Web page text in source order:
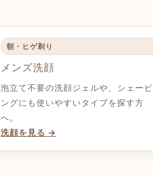
朝・ヒゲ剃り
メンズ洗顔
泡立て不要の洗顔ジェルや、シェービ
ングにも使いやすいタイプを探す方
へ。
洗顔を見る →